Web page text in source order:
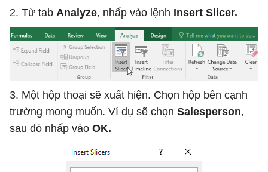
2. Từ tab Analyze, nhấp vào lệnh Insert Slicer.
3. Một hộp thoại sẽ xuất hiện. Chọn hộp bên cạnh
trường mong muốn. Ví dụ sẽ chọn Salesperson,
sau đó nhấp vào OK.